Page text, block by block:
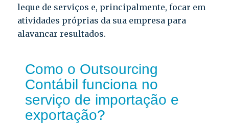
leque de serviços e, principalmente, focar em
atividades próprias da sua empresa para
alavancar resultados.
Como o Outsourcing
Contábil funciona no
serviço de importação e
exportação?